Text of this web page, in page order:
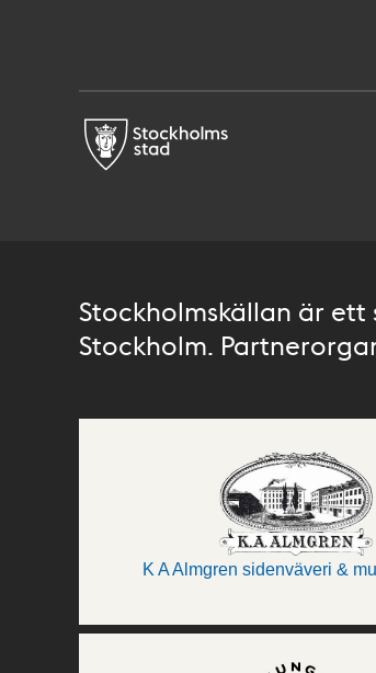
Stockholmskällan är
Stockholm.
K A Almgren sidenväveri &